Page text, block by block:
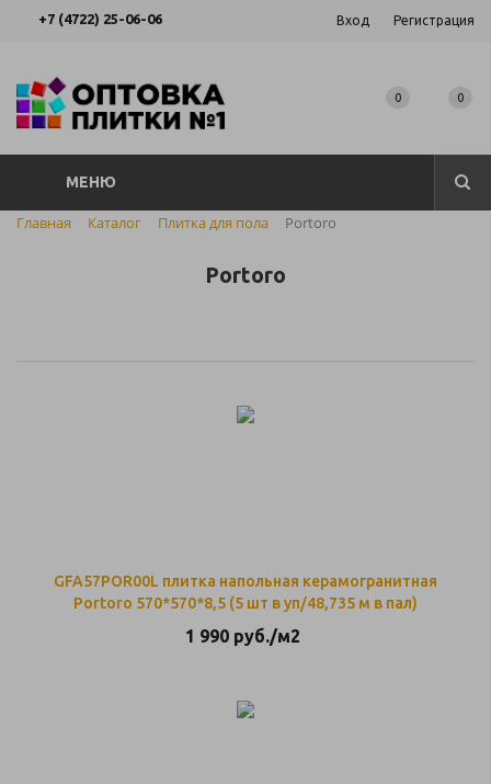
+7 (4722) 25-06-06 Вход Регистрация
МЕНЮ
0 0
Главная Каталог Плитка для пола Portoro
Portoro
GFA57POR00L плитка напольная керамогранитная
Portoro 570*570*8,5 (5 шт в уп/48,735 м в пал)
1 990 руб./м2